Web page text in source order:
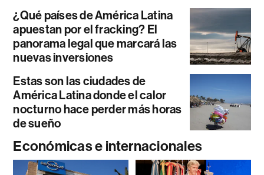
¿Qué países de América Latina
apuestan por el fracking? El
panorama legal que marcará las
nuevas inversiones
Estas son las ciudades de
América Latina donde el calor
nocturno hace perder más horas
de sueño
Económicas e internacionales